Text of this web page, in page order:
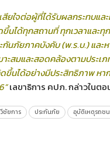
ยใจต่อผู้ที่ได้รับผลกระทบแ
นได้ทุกสถานที่ ทุกเวลาและ
กันภัยภาคบังคับ (พ.ร.บ.) แล
ะสมและสอดคล้องตามประเ
ขึ้นได้อย่างมีประสิทธิภาพ ห
เลขาธิการ คปภ. กล่าวในต
ชัยการ ประกันภัย อุบัติเหตุรถช